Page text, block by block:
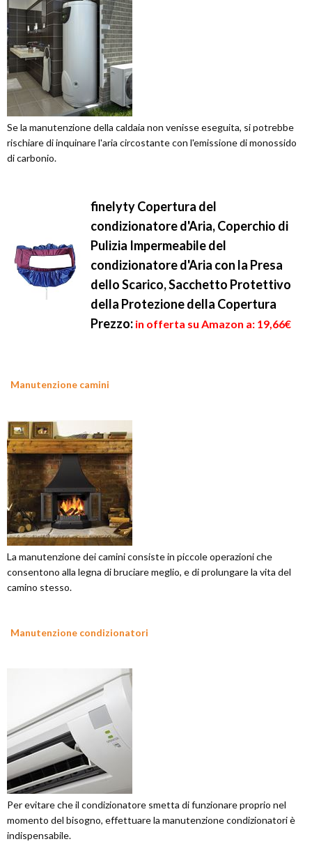
Se la manutenzione della caldaia non venisse eseguita, si potrebbe
rischiare di inquinare l'aria circostante con l'emissione di monossido
di carbonio.
finelyty Copertura del
condizionatore d'Aria, Coperchio di
Pulizia Impermeabile del
condizionatore d'Aria con la Presa
dello Scarico, Sacchetto Protettivo
della Protezione della Copertura
Prezzo: in offerta su Amazon a: 19,66€
Manutenzione camini
La manutenzione dei camini consiste in piccole operazioni che
consentono alla legna di bruciare meglio, e di prolungare la vita del
camino stesso.
Manutenzione condizionatori
Per evitare che il condizionatore smetta di funzionare proprio nel
momento del bisogno, effettuare la manutenzione condizionatori è
indispensabile.